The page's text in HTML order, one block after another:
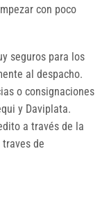
con poco
seguros para los
al despacho.
o consignaciones
y Daviplata.
a través de la
de